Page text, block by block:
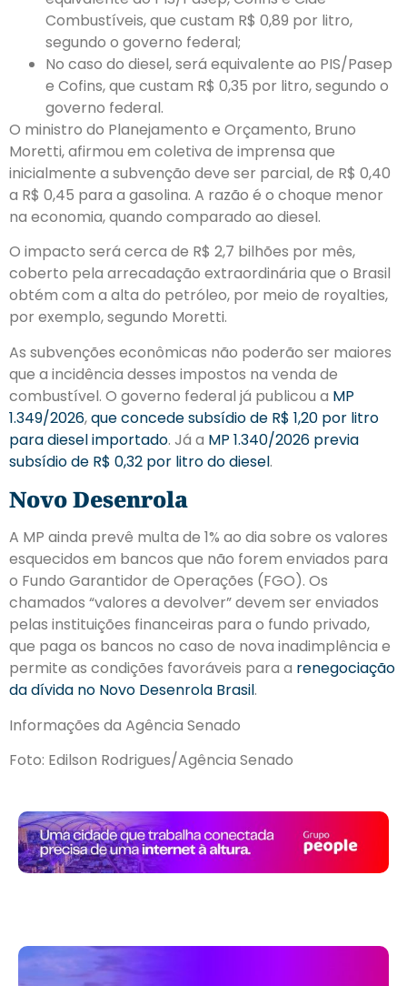
Combustíveis, que custam R$ 0,89 por litro,
segundo o governo federal;
No caso do diesel, será equivalente ao PIS/Pasep
e Cofins, que custam R$ 0,35 por litro, segundo o
governo federal.
O ministro do Planejamento e Orçamento, Bruno
Moretti, afirmou em coletiva de imprensa que
inicialmente a subvenção deve ser parcial, de R$ 0,40
a R$ 0,45 para a gasolina. A razão é o choque menor
na economia, quando comparado ao diesel.
O impacto será cerca de R$ 2,7 bilhões por mês,
coberto pela arrecadação extraordinária que o Brasil
obtém com a alta do petróleo, por meio de royalties,
por exemplo, segundo Moretti.
As subvenções econômicas não poderão ser maiores
que a incidência desses impostos na venda de
combustível. O governo federal já publicou a MP
1.349/2026,que concede subsídio de R$ 1,20 por litro
para diesel importado. Já a MP 1.340/2026 previa
subsídio de R$ 0,32 por litro do diesel.
Novo Desenrola
A MP ainda prevê multa de 1% ao dia sobre os valores
esquecidos em bancos que não forem enviados para
o Fundo Garantidor de Operações (FGO). Os
chamados “valores a devolver” devem ser enviados
pelas instituições financeiras para o fundo privado,
que paga os bancos no caso de nova inadimplência e
permite as condições favoráveis para a renegociação
da dívida no Novo Desenrola Brasil.
Informações da Agência Senado
Foto: Edilson Rodrigues/Agência Senado